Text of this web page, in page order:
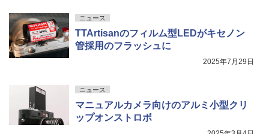
ニュース
TTArtisanのフィルム型LEDがキセノン
管採用のフラッシュに
2025年7月29日
ニュース
マニュアルカメラ向けのアルミ小型クリ
ップオンストロボ